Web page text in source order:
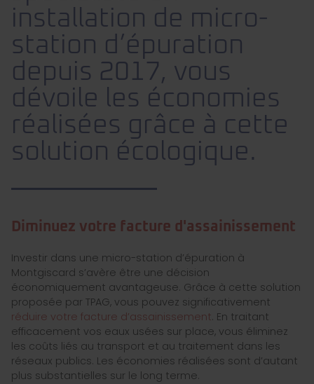
installation de micro-
station d’épuration
depuis 2017, vous
dévoile les économies
réalisées grâce à cette
solution écologique.
Diminuez votre facture d'assainissement
Investir dans une micro-station d’épuration à
Montgiscard s’avère être une décision
économiquement avantageuse. Grâce à cette solution
proposée par TPAG, vous pouvez significativement
réduire votre facture d’assainissement. En traitant
efficacement vos eaux usées sur place, vous éliminez
les coûts liés au transport et au traitement dans les
réseaux publics. Les économies réalisées sont d’autant
plus substantielles sur le long terme.